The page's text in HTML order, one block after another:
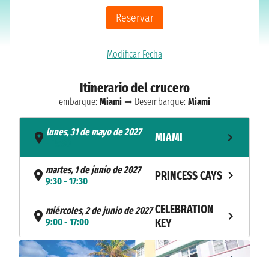
Reservar
Modificar Fecha
Itinerario del crucero
embarque: Miami ➞ Desembarque: Miami
lunes, 31 de mayo de 2027
MIAMI
martes, 1 de junio de 2027
9:30 - 17:30
PRINCESS CAYS
miércoles, 2 de junio de 2027
9:00 - 17:00
CELEBRATION
KEY
jueves, 3 de junio de 2027 NAVEGACIÓN